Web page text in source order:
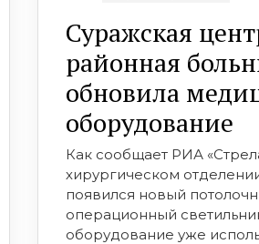
Суражская
районная
обновила
оборудование
Как сообщает РИА
хирургическом
появился новый
операционный
оборудование уже